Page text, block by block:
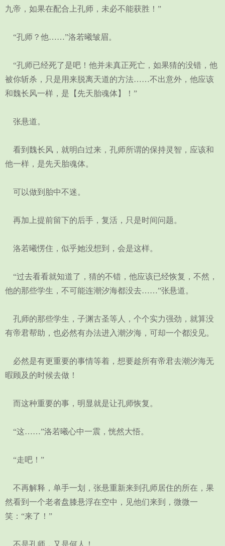
九帝，如果在配合上孔师，未必不能获胜！”
“孔师？他……”洛若曦皱眉。
“孔师已经死了是吧！他并未真正死亡，如果猜的没错，他
被你斩杀，只是用来脱离天道的方法……不出意外，他应该
和魏长风一样，是【先天胎魂体】！”
张悬道。
看到魏长风，就明白过来，孔师所谓的保持灵智，应该和
他一样，是先天胎魂体。
可以做到胎中不迷。
再加上提前留下的后手，复活，只是时间问题。
洛若曦愣住，似乎她没想到，会是这样。
“过去看看就知道了，猜的不错，他应该已经恢复，不然，
他的那些学生，不可能连潮汐海都没去……”张悬道。
孔师的那些学生，子渊古圣等人，个个实力强劲，就算没
有帝君帮助，也必然有办法进入潮汐海，可却一个都没见。
必然是有更重要的事情等着，想要趁所有帝君去潮汐海无
暇顾及的时候去做！
而这种重要的事，明显就是让孔师恢复。
“这……”洛若曦心中一震，恍然大悟。
“走吧！”
不再解释，单手一划，张悬重新来到孔师居住的所在，果
然看到一个老者盘膝悬浮在空中，见他们来到，微微一
笑：“来了！”
不是孔师，又是何人！